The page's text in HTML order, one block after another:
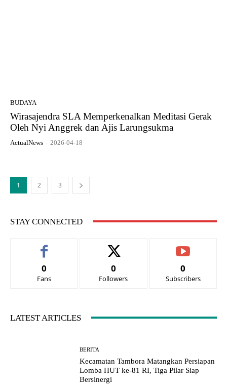
BUDAYA
Wirasajendra SLA Memperkenalkan Meditasi Gerak
Oleh Nyi Anggrek dan Ajis Larungsukma
ActualNews - 2026-04-18
1 2 3
STAY CONNECTED
0
Fans
0
Followers
0
Subscribers
LATEST ARTICLES
BERITA
Kecamatan Tambora Matangkan Persiapan
Lomba HUT ke-81 RI, Tiga Pilar Siap
Bersinergi